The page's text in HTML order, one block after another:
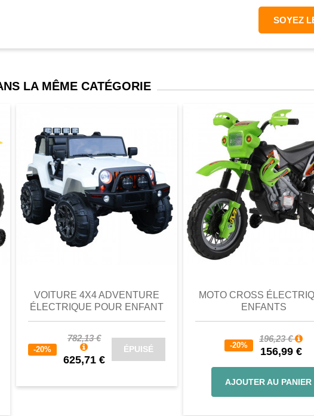
SOYEZ
LA MÊME CATÉGORIE
aperçu
VOITURE 4X4 ADVENTURE
ÉLECTRIQUE POUR ENFANT
-20%
782,13 €
625,71 €
ÉPUISÉ
MOTO CROSS
ENFANTS
-20%
196,23 €
156,99 €
AJOUTER AU PANIER